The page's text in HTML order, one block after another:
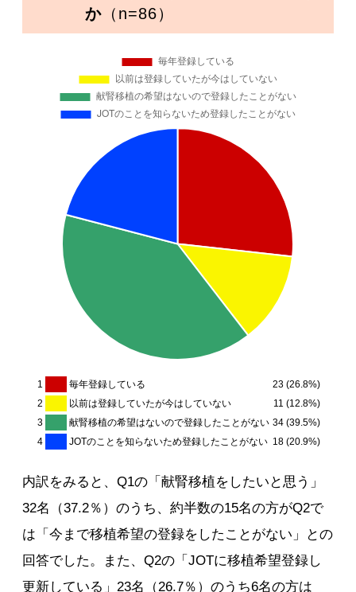
か（n=86）
1 毎年登録している
23 (26.8%)
2
以前は登録していたが今はしていない
11 (12.8%)
3
献腎移植の希望はないので登録したことがない 34 (39.5%)
4
JOTのことを知らないため登録したことがない 18 (20.9%)
内訳をみると、Q1の「献腎移植をしたいと思う」
32名（37.2％）のうち、約半数の15名の方がQ2で
は「今まで移植希望の登録をしたことがない」との
回答でした。また、Q2の「JOTに移植希望登録し
更新している」23名（26.7％）のうち6名の方は